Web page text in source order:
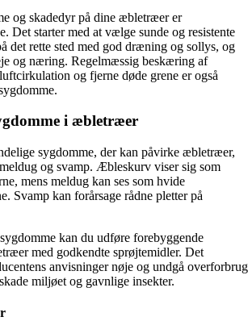
og skadedyr på dine æbletræer er
Det starter med at vælge sunde og resistente
det rette sted med god dræning og sollys, og
og næring. Regelmæssig beskæring af
og fjerne døde grene er også
i æbletræer
sygdomme, der kan påvirke æbletræer,
og svamp. Æbleskurv viser sig som
mens meldug kan ses som hvide
Svamp kan forårsage rådne pletter på
kan du udføre forebyggende
med godkendte sprøjtemidler. Det
anvisninger nøje og undgå overforbrug
miljøet og gavnlige insekter.